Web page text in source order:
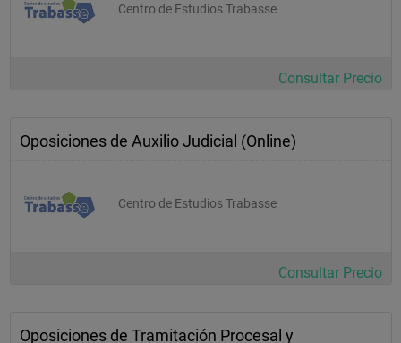
Centro de Estudios Trabasse
Consultar Precio
Oposiciones de Auxilio Judicial (Online)
Centro de Estudios Trabasse
Consultar Precio
Oposiciones de Tramitación Procesal y